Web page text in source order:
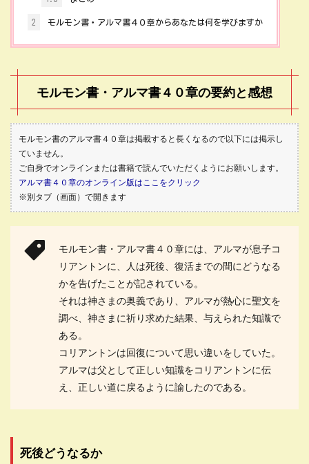
2 モルモン書・アルマ書４０章からあなたは何を学びますか
モルモン書・アルマ書４０章の要約と感想
モルモン書のアルマ書４０章は掲載すると長くなるので以下には掲示し
ていません。
ご自身でオンラインまたは書籍で読んでいただくようにお願いします。
アルマ書４０章のオンライン版はここをクリック
※別タブ（画面）で開きます
モルモン書・アルマ書４０章には、アルマが息子コ
リアントンに、人は死後、復活までの間にどうなる
かを告げたことが記されている。
それは神さまの奥義であり、アルマが熱心に聖文を
調べ、神さまに祈り求めた結果、与えられた知識で
ある。
コリアントンは回復について思い違いをしていた。
アルマは父として正しい知識をコリアントンに伝
え、正しい道に戻るように諭したのである。
死後どうなるか